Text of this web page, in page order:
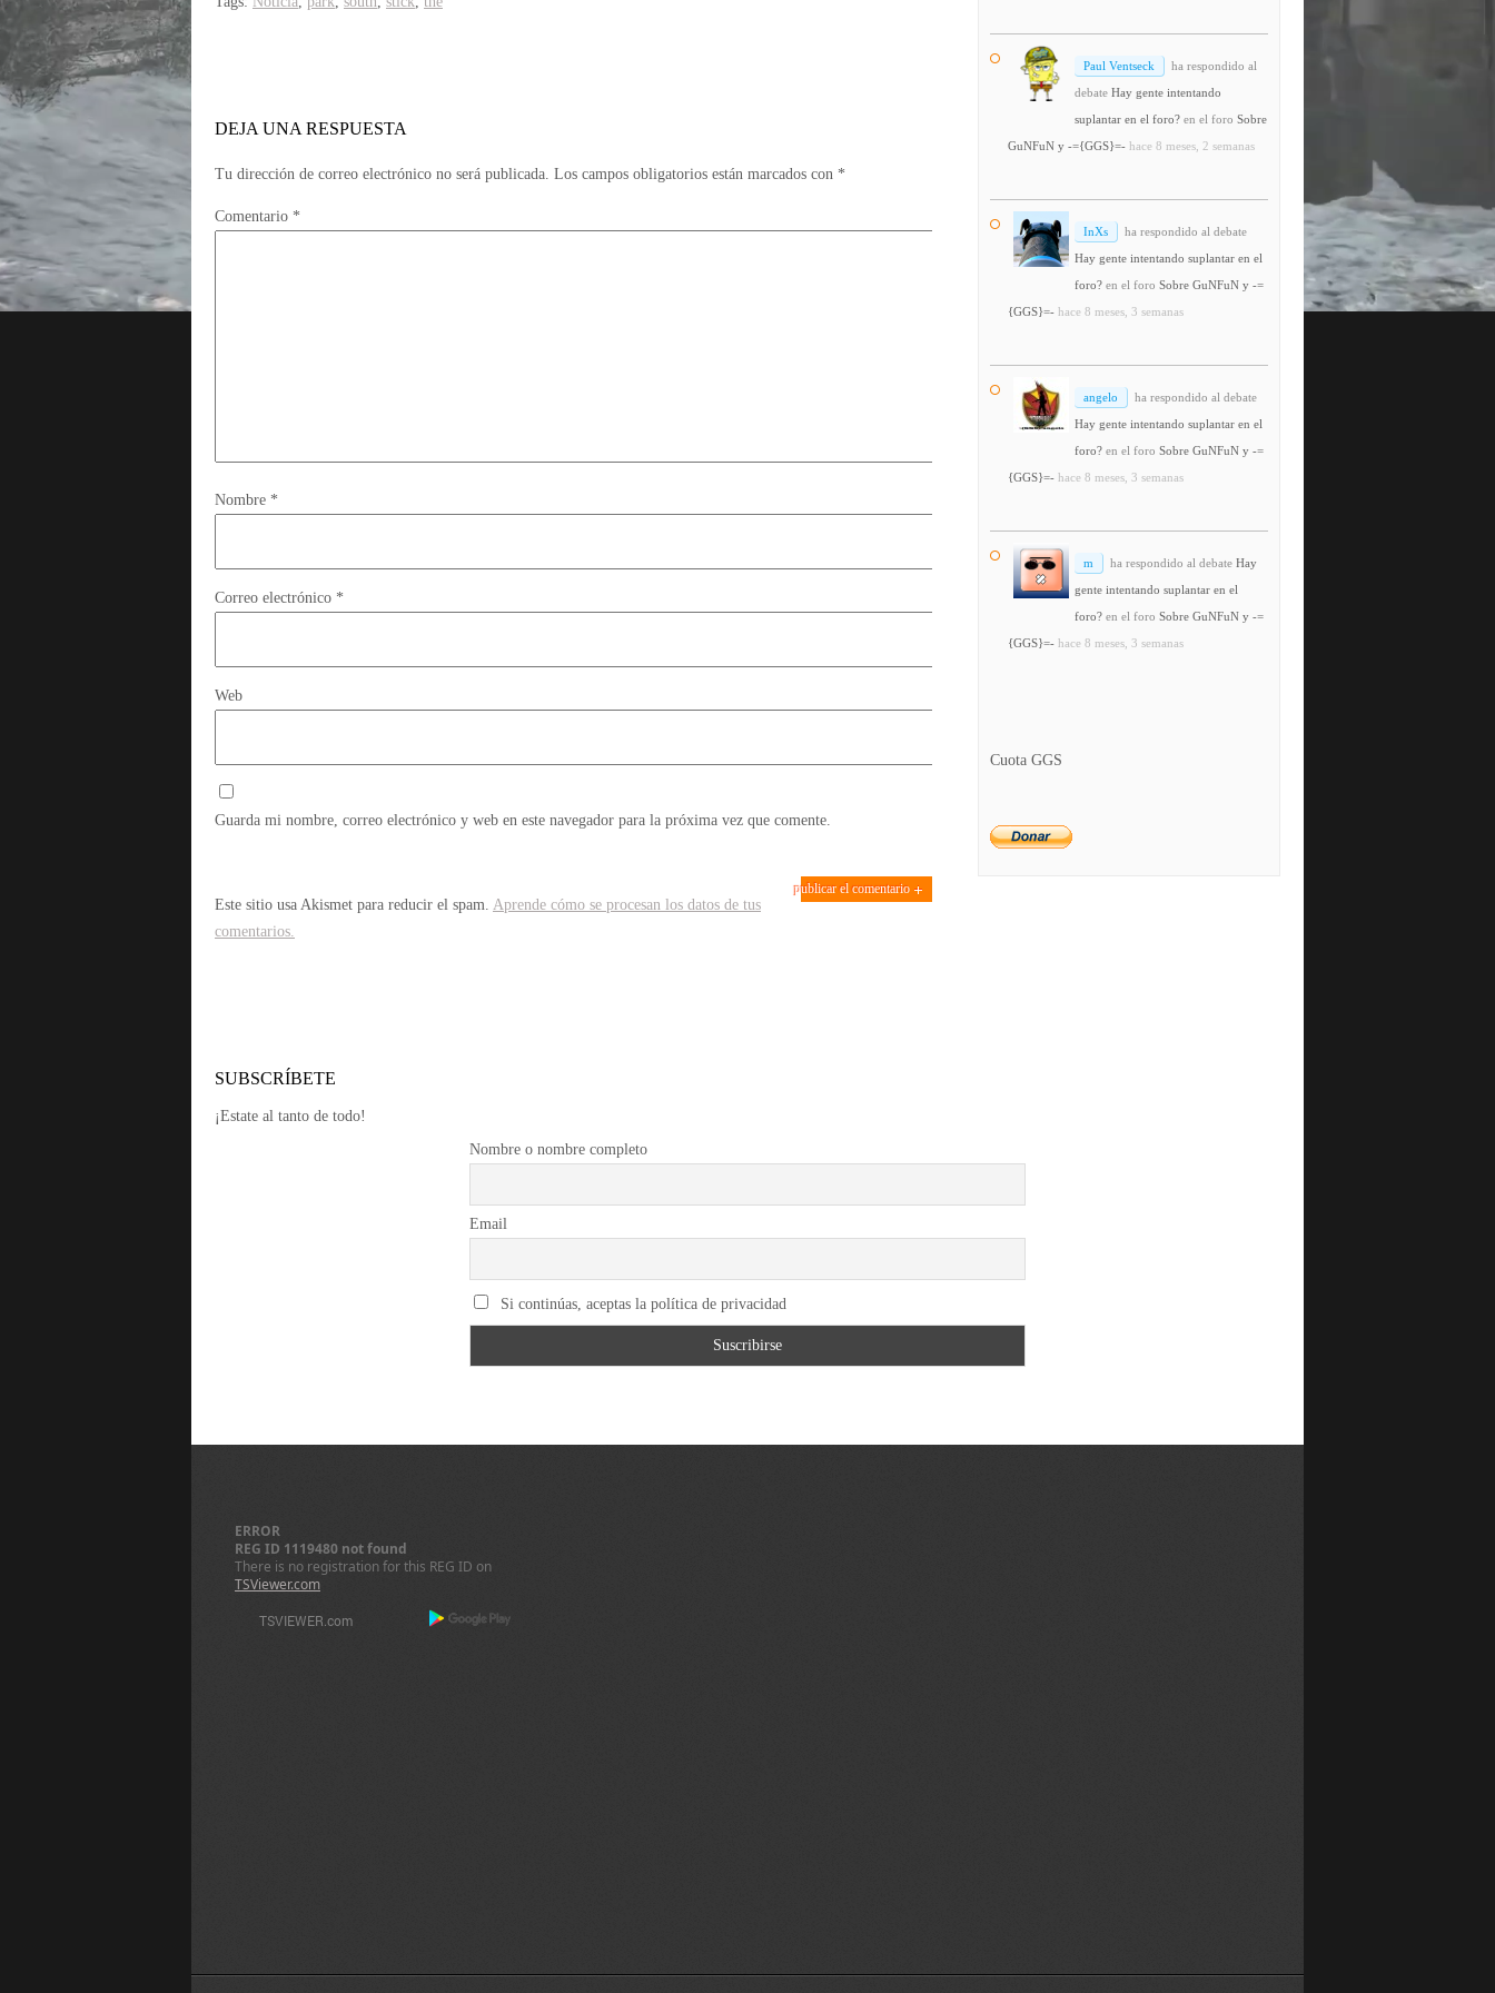
previsto
DEJA UNA RESPUESTA
Tu dirección de correo electrónico no será publicada. Los campos obligatorios están marcados con *
Comentario *
Nombre *
Correo electrónico *
Web
Guarda mi nombre, correo electrónico y web en este navegador para la próxima vez que comente.
Este sitio usa Akismet para reducir el spam. Aprende cómo se procesan los datos de tus
comentarios.
Paul Ventseck
ha respondido al
debate Hay gente intentando
suplantar en el foro? en el foro Sobre
GuNFuN y -={GGS}=- hace 8 meses, 2 semanas
InXs
ha respondido al debate
Hay gente intentando suplantar en el
foro? en el foro Sobre GuNFuN y -=
{GGS}=- hace 8 meses, 3 semanas
angelo
ha respondido al debate
Hay gente intentando suplantar en el
foro? en el foro Sobre GuNFuN y -=
{GGS}=- hace 8 meses, 3 semanas
m ha respondido al debate Hay
gente intentando suplantar en el
foro? en el foro Sobre GuNFuN y -=
{GGS}=- hace 8 meses, 3 semanas
Cuota GGS
SUBSCRÍBETE
¡Estate al tanto de todo!
Nombre o nombre completo
Email
Si continúas, aceptas la política de privacidad
ERROR
REG ID 1119480 not found
There is no registration for this REG ID on
TSViewer.com